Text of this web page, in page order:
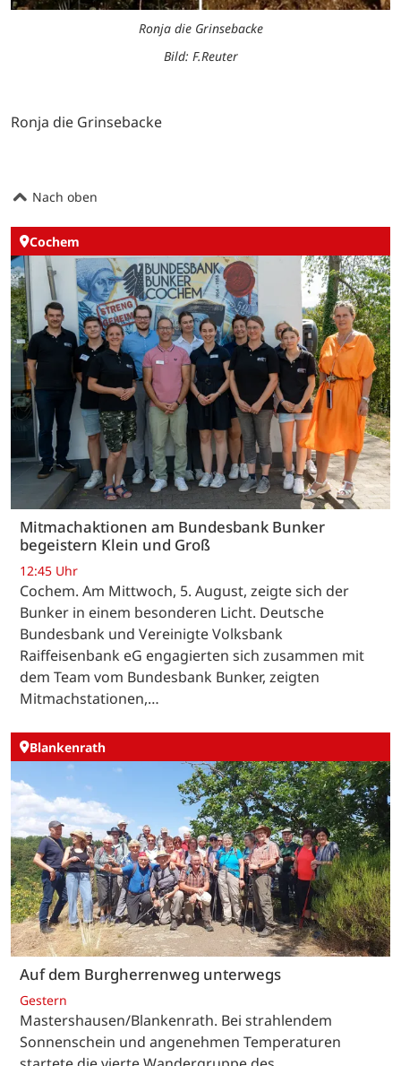
Ronja die Grinsebacke
Bild: F.Reuter
Ronja die Grinsebacke
Nach oben
Cochem
Mitmachaktionen am Bundesbank Bunker
begeistern Klein und Groß
12:45 Uhr
Cochem. Am Mittwoch, 5. August, zeigte sich der
Bunker in einem besonderen Licht. Deutsche
Bundesbank und Vereinigte Volksbank
Raiffeisenbank eG engagierten sich zusammen mit
dem Team vom Bundesbank Bunker, zeigten
Mitmachstationen,…
Blankenrath
Auf dem Burgherrenweg unterwegs
Gestern
Mastershausen/Blankenrath. Bei strahlendem
Sonnenschein und angenehmen Temperaturen